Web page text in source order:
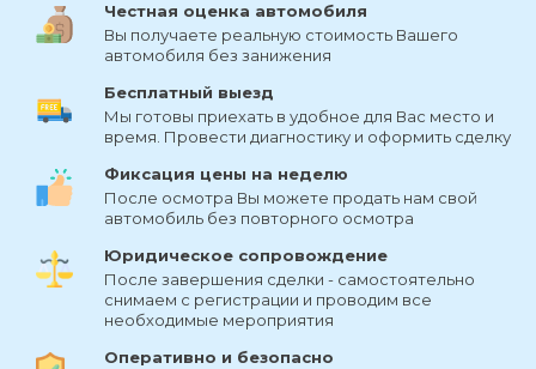
Честная оценка автомобиля
Вы получаете реальную стоимость Вашего
автомобиля без занижения
Бесплатный выезд
Мы готовы приехать в удобное для Вас место и
время. Провести диагностику и оформить сделку
Фиксация цены на неделю
После осмотра Вы можете продать нам свой
автомобиль без повторного осмотра
Юридическое сопровождение
После завершения сделки - самостоятельно
снимаем с регистрации и проводим все
необходимые мероприятия
Оперативно и безопасно